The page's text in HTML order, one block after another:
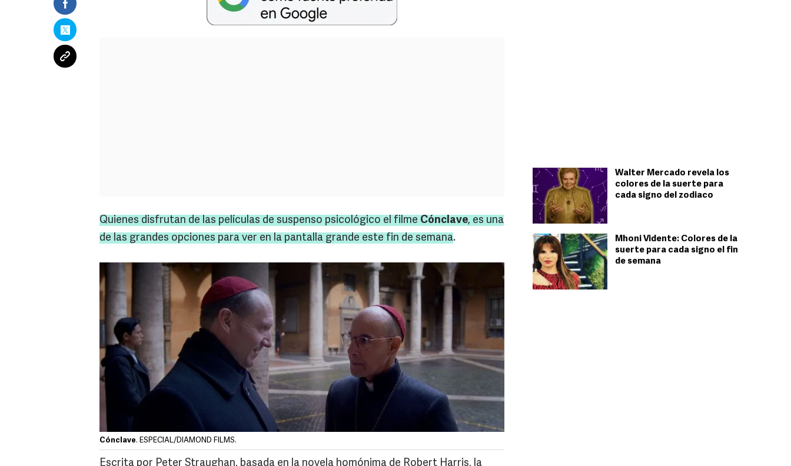
Walter Mercado revela los
colores de la suerte para
cada signo del zodiaco
Mhoni Vidente: Colores de la
suerte para cada signo el fin
de semana
Quienes disfrutan de las películas de suspenso psicológico el filme Cónclave, es una
de las grandes opciones para ver en la pantalla grande este fin de semana.
Cónclave. ESPECIAL/DIAMOND FILMS.
Escrita por Peter Straughan, basada en la novela homónima de Robert Harris, la